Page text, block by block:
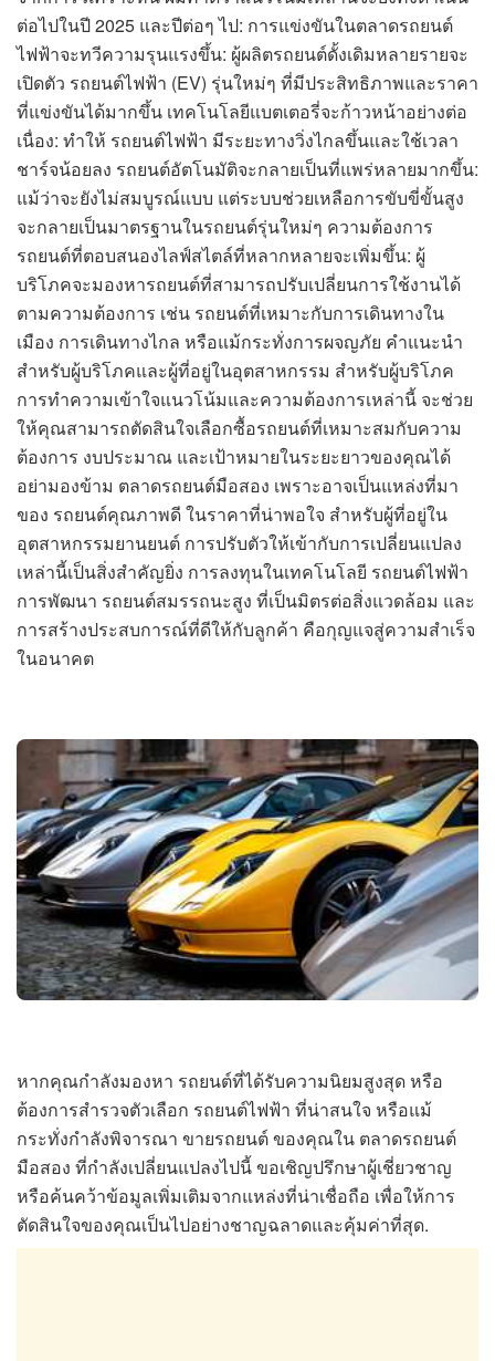
ต่อไปในปี 2025 และปีต่อๆ ไป: การแข่งขันในตลาดรถยนต์
ไฟฟ้าจะทวีความรุนแรงขึ้น: ผู้ผลิตรถยนต์ดั้งเดิมหลายรายจะ
เปิดตัว รถยนต์ไฟฟ้า (EV) รุ่นใหม่ๆ ที่มีประสิทธิภาพและราคา
ที่แข่งขันได้มากขึ้น เทคโนโลยีแบตเตอรี่จะก้าวหน้าอย่างต่อ
เนื่อง: ทำให้ รถยนต์ไฟฟ้า มีระยะทางวิ่งไกลขึ้นและใช้เวลา
ชาร์จน้อยลง รถยนต์อัตโนมัติจะกลายเป็นที่แพร่หลายมากขึ้น:
แม้ว่าจะยังไม่สมบูรณ์แบบ แต่ระบบช่วยเหลือการขับขี่ขั้นสูง
จะกลายเป็นมาตรฐานในรถยนต์รุ่นใหม่ๆ ความต้องการ
รถยนต์ที่ตอบสนองไลฟ์สไตล์ที่หลากหลายจะเพิ่มขึ้น: ผู้
บริโภคจะมองหารถยนต์ที่สามารถปรับเปลี่ยนการใช้งานได้
ตามความต้องการ เช่น รถยนต์ที่เหมาะกับการเดินทางใน
เมือง การเดินทางไกล หรือแม้กระทั่งการผจญภัย คำแนะนำ
สำหรับผู้บริโภคและผู้ที่อยู่ในอุตสาหกรรม สำหรับผู้บริโภค
การทำความเข้าใจแนวโน้มและความต้องการเหล่านี้ จะช่วย
ให้คุณสามารถตัดสินใจเลือกซื้อรถยนต์ที่เหมาะสมกับความ
ต้องการ งบประมาณ และเป้าหมายในระยะยาวของคุณได้
อย่ามองข้าม ตลาดรถยนต์มือสอง เพราะอาจเป็นแหล่งที่มา
ของ รถยนต์คุณภาพดี ในราคาที่น่าพอใจ สำหรับผู้ที่อยู่ใน
อุตสาหกรรมยานยนต์ การปรับตัวให้เข้ากับการเปลี่ยนแปลง
เหล่านี้เป็นสิ่งสำคัญยิ่ง การลงทุนในเทคโนโลยี รถยนต์ไฟฟ้า
การพัฒนา รถยนต์สมรรถนะสูง ที่เป็นมิตรต่อสิ่งแวดล้อม และ
การสร้างประสบการณ์ที่ดีให้กับลูกค้า คือกุญแจสู่ความสำเร็จ
ในอนาคต
หากคุณกำลังมองหา รถยนต์ที่ได้รับความนิยมสูงสุด หรือ
ต้องการสำรวจตัวเลือก รถยนต์ไฟฟ้า ที่น่าสนใจ หรือแม้
กระทั่งกำลังพิจารณา ขายรถยนต์ ของคุณใน ตลาดรถยนต์
มือสอง ที่กำลังเปลี่ยนแปลงไปนี้ ขอเชิญปรึกษาผู้เชี่ยวชาญ
หรือค้นคว้าข้อมูลเพิ่มเติมจากแหล่งที่น่าเชื่อถือ เพื่อให้การ
ตัดสินใจของคุณเป็นไปอย่างชาญฉลาดและคุ้มค่าที่สุด.